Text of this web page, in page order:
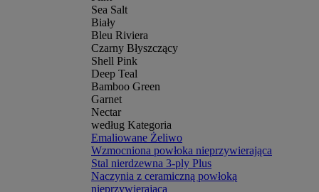
Sea Salt
Biały
Bleu Riviera
Czarny Błyszczący
Shell Pink
Deep Teal
Bamboo Green
Garnet
Nectar
według Kategoria
Emaliowane Żeliwo
Wzmocniona powłoka nieprzywierająca
Stal nierdzewna 3-ply Plus
Naczynia z ceramiczną powłoką
nieprzywierająca